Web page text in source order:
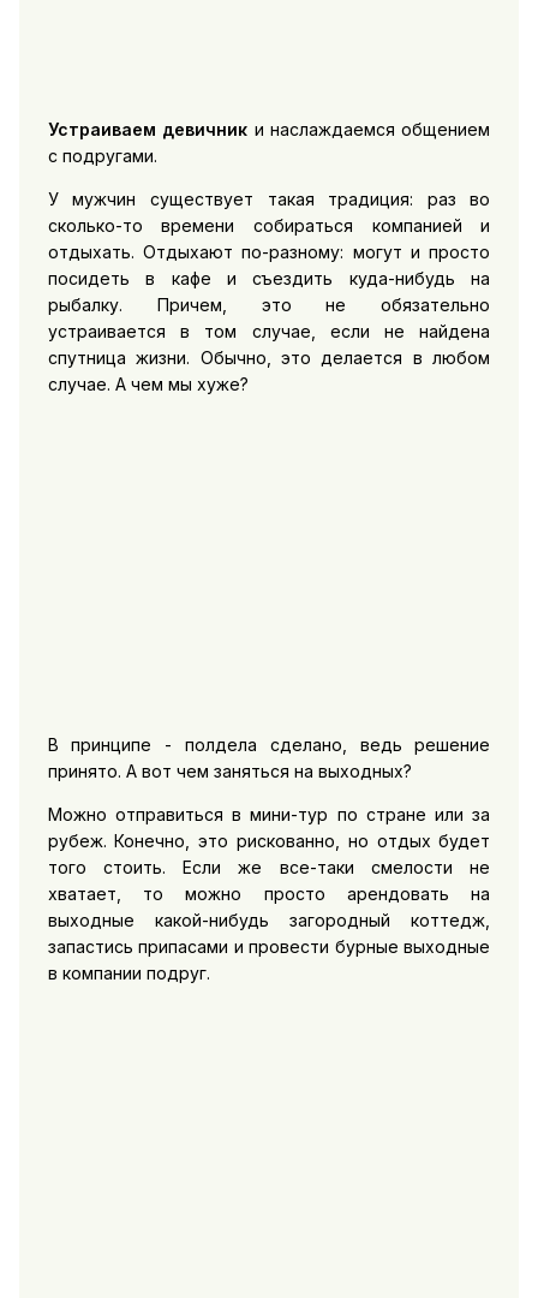
Устраиваем девичник и наслаждаемся общением
с подругами.
У мужчин существует такая традиция: раз во
сколько-то времени собираться компанией и
отдыхать. Отдыхают по-разному: могут и просто
посидеть в кафе и съездить куда-нибудь на
рыбалку. Причем, это не обязательно
устраивается в том случае, если не найдена
спутница жизни. Обычно, это делается в любом
случае. А чем мы хуже?
В принципе - полдела сделано, ведь решение
принято. А вот чем заняться на выходных?
Можно отправиться в мини-тур по стране или за
рубеж. Конечно, это рискованно, но отдых будет
того стоить. Если же все-таки смелости не
хватает, то можно просто арендовать на
выходные какой-нибудь загородный коттедж,
запастись припасами и провести бурные выходные
в компании подруг.